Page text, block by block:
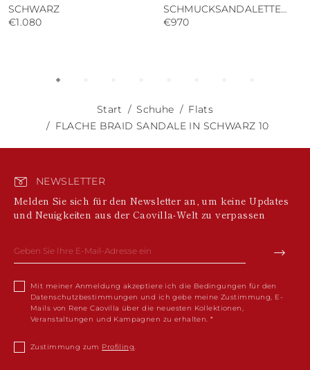
SCHWARZ
€1.080
SCHMUCKSANDALETTE
DIANA
€970
Start Schuhe
Flats
FLACHE BRAID SANDALE IN SCHWARZ 10
NEWSLETTER
Melden Sie sich für den Newsletter an, um keine Updates
und Neuigkeiten aus der Caovilla-Welt zu verpassen
Mit meiner Anmeldung akzeptiere ich die Bedingungen für den
Datenschutzbestimmungen und ich gebe meine Zustimmung, E-
Mails von Rene Caovilla über die neuesten Kollektionen,
Veranstaltungen und Kampagnen zu erhalten.
Zustimmung zum Profiling.